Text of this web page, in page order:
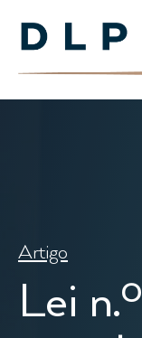
Artigo
Lei